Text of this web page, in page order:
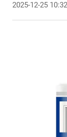
2025-12-25